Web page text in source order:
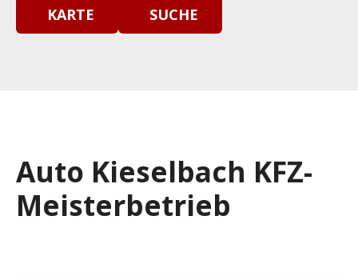
KARTE SUCHE
Auto Kieselbach KFZ-
Meisterbetrieb